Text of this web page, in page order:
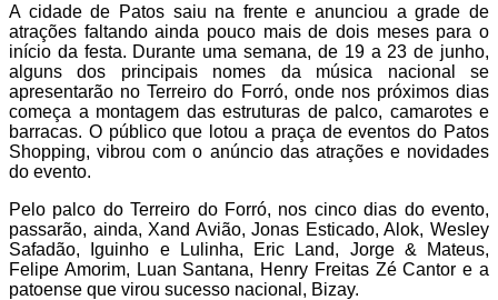
A cidade de Patos saiu na frente e anunciou a grade de
atrações faltando ainda pouco mais de dois meses para o
início da festa. Durante uma semana, de 19 a 23 de junho,
alguns dos principais nomes da música nacional se
apresentarão no Terreiro do Forró, onde nos próximos dias
começa a montagem das estruturas de palco, camarotes e
barracas. O público que lotou a praça de eventos do Patos
Shopping, vibrou com o anúncio das atrações e novidades
do evento.
Pelo palco do Terreiro do Forró, nos cinco dias do evento,
passarão, ainda, Xand Avião, Jonas Esticado, Alok, Wesley
Safadão, Iguinho e Lulinha, Eric Land, Jorge & Mateus,
Felipe Amorim, Luan Santana, Henry Freitas Zé Cantor e a
patoense que virou sucesso nacional, Bizay.